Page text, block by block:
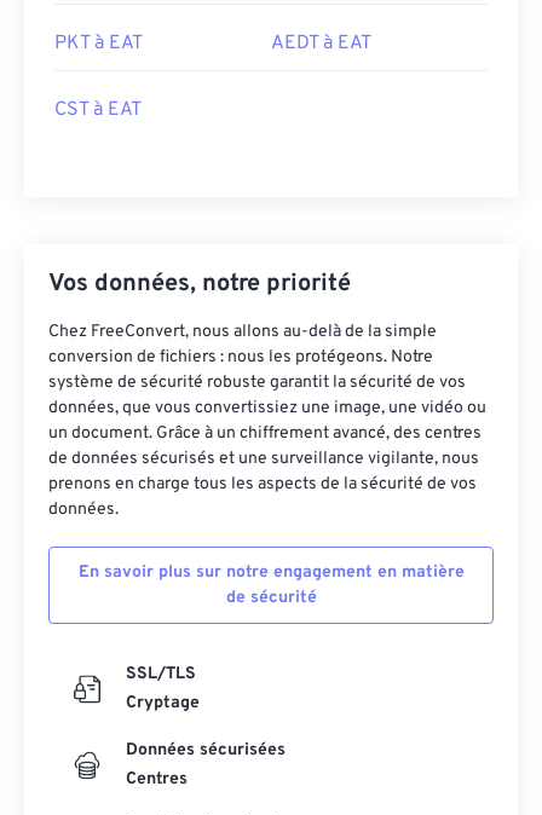
PKT à EAT AEDT à EAT
CST à EAT
Vos données, notre priorité
Chez FreeConvert, nous allons au-delà de la simple
conversion de fichiers : nous les protégeons. Notre
système de sécurité robuste garantit la sécurité de vos
données, que vous convertissiez une image, une vidéo ou
un document. Grâce à un chiffrement avancé, des centres
de données sécurisés et une surveillance vigilante, nous
prenons en charge tous les aspects de la sécurité de vos
données.
En savoir plus sur notre engagement en matière
de sécurité
SSL/TLS
Cryptage
Données sécurisées
Centres